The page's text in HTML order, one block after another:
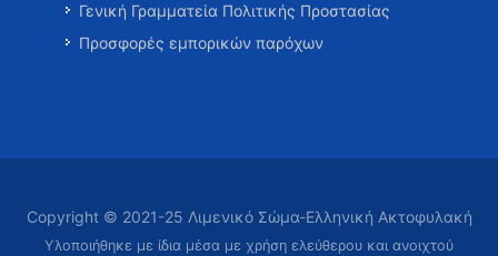
Γενική Γραμματεία Πολιτικής Προστασίας
Προσφορές εμπορικών παρόχων
Copyright © 2021-25 Λιμενικό Σώμα-Ελληνική Ακτοφυλακή
Υλοποιήθηκε με ίδια μέσα με χρήση ελεύθερου και ανοιχτού